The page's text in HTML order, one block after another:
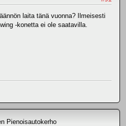
laita tänä vuonna? Ilmeisesti
-konetta ei ole saatavilla.
Pienoisautokerho